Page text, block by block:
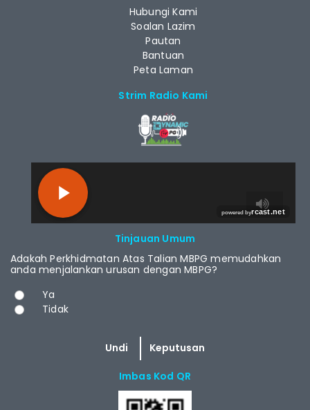
Hubungi Kami
Soalan Lazim
Pautan
Bantuan
Peta Laman
Strim Radio Kami
Tinjauan Umum
Adakah Perkhidmatan Atas Talian MBPG memudahkan
anda menjalankan urusan dengan MBPG?
Pilihan
Ya
Tidak
Imbas Kod QR